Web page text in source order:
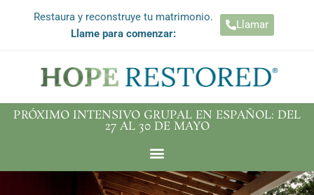
Restaura y reconstruye tu matrimonio.
Llame para comenzar:
Llamar
PRÓXIMO INTENSIVO GRUPAL EN ESPAÑOL: DEL
27 AL 30 DE MAYO